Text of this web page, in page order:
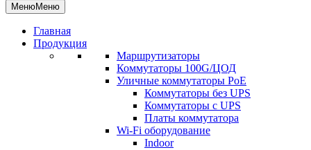
МенюМеню
Главная
Продукция
Маршрутизаторы
Коммутаторы 100G/ЦОД
Уличные коммутаторы PoE
Коммутаторы без UPS
Коммутаторы с UPS
Платы коммутатора
Wi-Fi оборудование
Indoor